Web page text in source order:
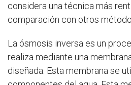
considera una técnica más
comparación con otros
La ósmosis inversa es un
realiza mediante una
diseñada. Esta membrana se